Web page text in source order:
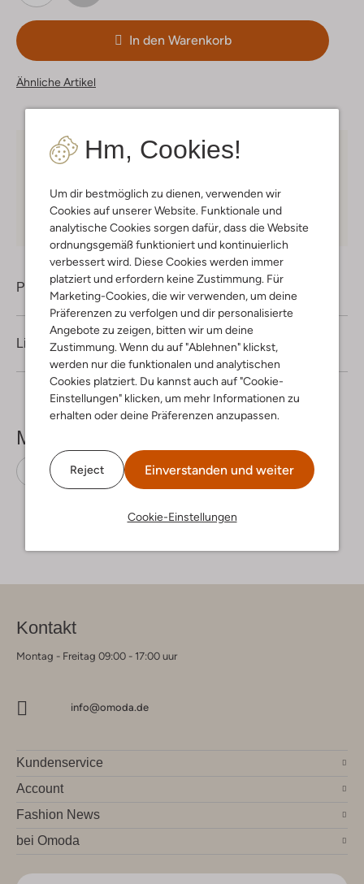
Hm, Cookies!
Um dir bestmöglich zu dienen, verwenden wir
Cookies auf unserer Website. Funktionale und
analytische Cookies sorgen dafür, dass die Website
ordnungsgemäß funktioniert und kontinuierlich
verbessert wird. Diese Cookies werden immer
platziert und erfordern keine Zustimmung. Für
Marketing-Cookies, die wir verwenden, um deine
Präferenzen zu verfolgen und dir personalisierte
Angebote zu zeigen, bitten wir um deine
Zustimmung. Wenn du auf "Ablehnen" klickst,
werden nur die funktionalen und analytischen
Cookies platziert. Du kannst auch auf "Cookie-
Einstellungen" klicken, um mehr Informationen zu
erhalten oder deine Präferenzen anzupassen.
Reject Einverstanden und weiter
Cookie-Einstellungen
In den Warenkorb
Ähnliche Artikel
Kostenloser Versandab € 75 für Club-Omoda
Kauf auf Rechnung 30 TagenRückgaberecht
Produktinformation
Lieferung & Rückgabe
Mehr sehen
Chelsea Boots Notre-V Wildleder
Kontakt
Montag - Freitag 09:00 - 17:00 uur
info@omoda.de
Kundenservice
Account
Fashion News
bei Omoda